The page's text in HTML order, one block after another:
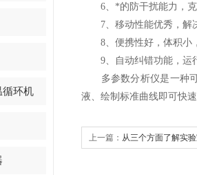
循环机
6、*的防干扰能力，克
7、移动性能优秀，解
8、便携性好，体积小
9、自动纠错功能，运
多参数分析仪是一种可
液、绘制标准曲线即可快
上一篇： 从三个方面了解实